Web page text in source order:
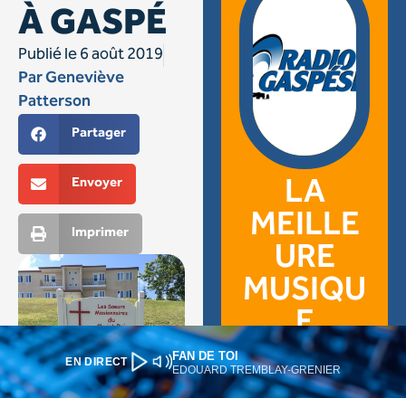
EN DIRECT FAN DE TOI
EDOUARD TREMBLAY-GRENIER